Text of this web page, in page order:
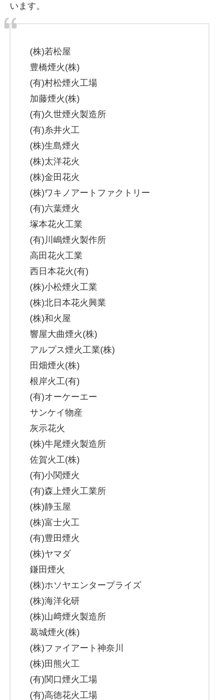
います。
(株)若松屋
豊橋煙火(株)
(有)村松煙火工場
加藤煙火(株)
(有)久世煙火製造所
(有)糸井火工
(株)生島煙火
(株)太洋花火
(株)金田花火
(株)ワキノアートファクトリー
(有)六葉煙火
塚本花火工業
(有)川嶋煙火製作所
高田花火工業
西日本花火(有)
(株)小松煙火工業
(株)北日本花火興業
(株)和火屋
響屋大曲煙火(株)
アルプス煙火工業(株)
田畑煙火(株)
根岸火工(有)
(有)オーケーエー
サンケイ物産
灰示花火
(株)牛尾煙火製造所
佐賀火工(株)
(有)小関煙火
(有)森上煙火工業所
(株)静玉屋
(株)富士火工
(有)豊田煙火
(株)ヤマダ
鎌田煙火
(株)ホソヤエンタープライズ
(株)海洋化研
(株)山﨑煙火製造所
葛城煙火(株)
(株)ファイアート神奈川
(株)田熊火工
(有)関口煙火工場
(有)高徳花火工場